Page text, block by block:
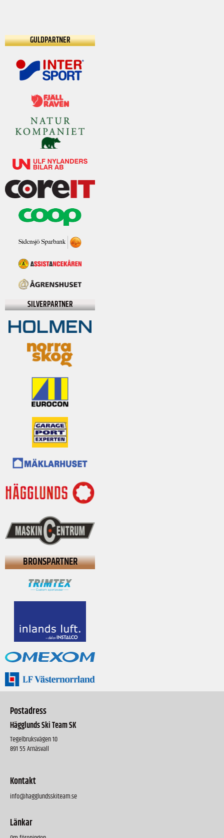
GULDPARTNER
SILVERPARTNER
BRONSPARTNER
Postadress
Hägglunds Ski Team SK
Tegelbruksvägen 10
891 55 Arnäsvall
Kontakt
info@hagglundsskiteam.se
Länkar